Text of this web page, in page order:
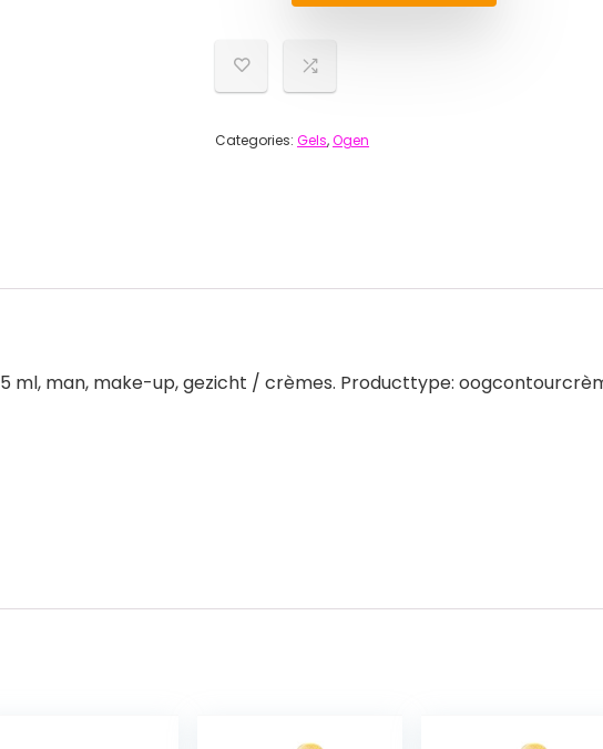
Categories: Gels,Ogen
ml, man, make-up, gezicht / crèmes. Producttype: